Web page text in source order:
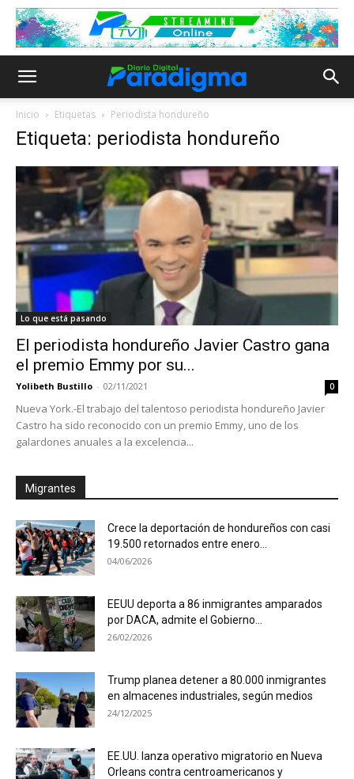
Inicio Etiquetas Periodista hondureño
Etiqueta: periodista hondureño
Lo que está pasando
El periodista hondureño Javier Castro gana
el premio Emmy por su...
Yolibeth Bustillo - 02/11/2021 0
Nueva York.-El trabajo del talentoso periodista hondureño Javier
Castro ha sido reconocido con un premio Emmy, uno de los
galardones anuales a la excelencia...
Migrantes
Crece la deportación de hondureños con casi
19.500 retornados entre enero...
04/06/2026
EEUU deporta a 86 inmigrantes amparados
por DACA, admite el Gobierno...
26/02/2026
Trump planea detener a 80.000 inmigrantes
en almacenes industriales, según medios
24/12/2025
EE.UU. lanza operativo migratorio en Nueva
Orleans contra centroamericanos y